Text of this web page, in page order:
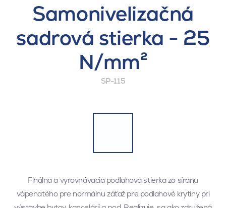
Samonivelizačná
sadrová stierka - 25
N/mm²
SP-115
Finálna a vyrovnávacia podlahová stierka zo síranu
vápenatého pre normálnu záťaž pre podlahové krytiny pri